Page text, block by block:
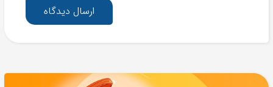
ارسال دیدگاه